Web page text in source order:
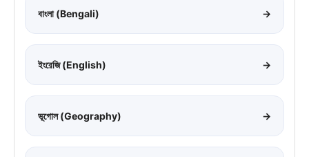
বাংলা (Bengali) →
ইংরেজি (English) →
ভূগোল (Geography) →